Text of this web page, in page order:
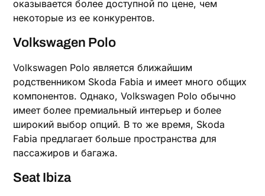
оказывается более доступной по цене, чем
некоторые из ее конкурентов.
Volkswagen Polo
Volkswagen Polo является ближайшим
родственником Skoda Fabia и имеет много общих
компонентов. Однако, Volkswagen Polo обычно
имеет более премиальный интерьер и более
широкий выбор опций. В то же время, Skoda
Fabia предлагает больше пространства для
пассажиров и багажа.
Seat Ibiza